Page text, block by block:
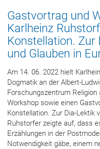
Gastvortrag und
Karlheinz
Konstellation. Zur
und Glauben in
Am 14. 06. 2022 hielt
Dogmatik an der Albert-
Forschungszentrum
Workshop sowie einen
Konstellation. Zur Dia-Lektik
Ruhstorfer zeigte auf, dass
Erzählungen in der
Notwendigkeit gäbe, einem